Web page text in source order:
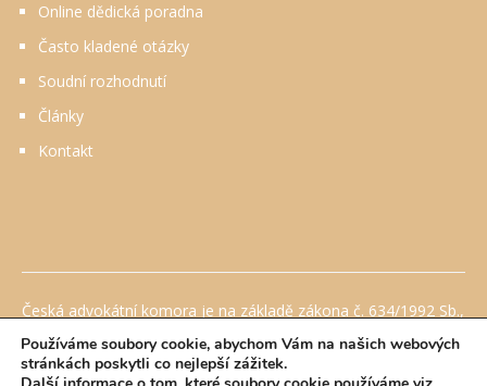
Online dědická poradna
Často kladené otázky
Soudní rozhodnutí
Články
Kontakt
Česká advokátní komora je na základě zákona č. 634/1992 Sb.,
o ochraně spotřebitele, ve znění pozdějších předpisů
pověřena Ministerstvem průmyslu a obchodu mimosoudním
řešením sporů mezi advokátem a spotřebitelem ze smluv o
Používáme soubory cookie, abychom Vám na našich webových
stránkách poskytli co nejlepší zážitek.